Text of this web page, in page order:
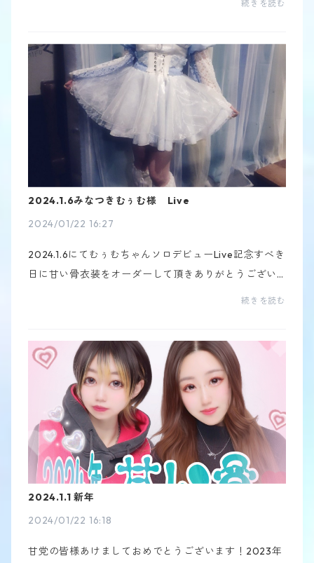
続きを読む
2024.1.6みなつきむぅむ様 Live
2024/01/22 16:27
2024.1.6にてむぅむちゃんソロデビューLive記念すべき
日に甘い骨衣装をオーダーして頂きありがとうござい
ました❤︎白と水色を基調にデザイン制作しました。髪を
続きを読む
2024.1.1 新年
2024/01/22 16:18
甘党の皆様あけましておめでとうございます！2023年